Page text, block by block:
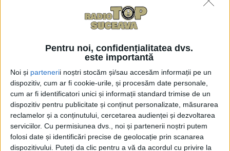
Pentru noi, confidențialitatea dvs.
este importantă
Noi și partenerii noștri stocăm și/sau accesăm informații pe un
dispozitiv, cum ar fi cookie-urile, și procesăm date personale,
cum ar fi identificatori unici și informații standard trimise de un
dispozitiv pentru publicitate și conținut personalizate, măsurarea
reclamelor și a conținutului, cercetarea audienței și dezvoltarea
serviciilor. Cu permisiunea dvs., noi și partenerii noștri putem
folosi date și identificări precise de geolocație prin scanarea
dispozitivului. Puteți da clic pentru a vă da acordul cu privire la
”Cetatea de Scaun este
kilometrul 0 al turismului
sucevean, pentru că e
mai mare atractivitate”
7 MARTIE, 2024